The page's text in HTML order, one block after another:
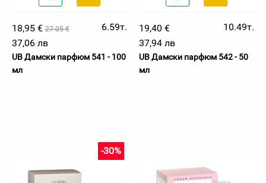
18,95 € 27.05 €
6.59т.
37,06 лв
UB Дамски парфюм 541 - 100
мл
19,40 €
10.49т.
37,94 лв
UB Дамски парфюм 542 - 50
мл
-30%